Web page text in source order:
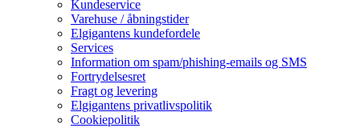
Kundeservice
Varehuse / åbningstider
Elgigantens kundefordele
Services
Information om spam/phishing-emails og SMS
Fortrydelsesret
Fragt og levering
Elgigantens privatlivspolitik
Cookiepolitik